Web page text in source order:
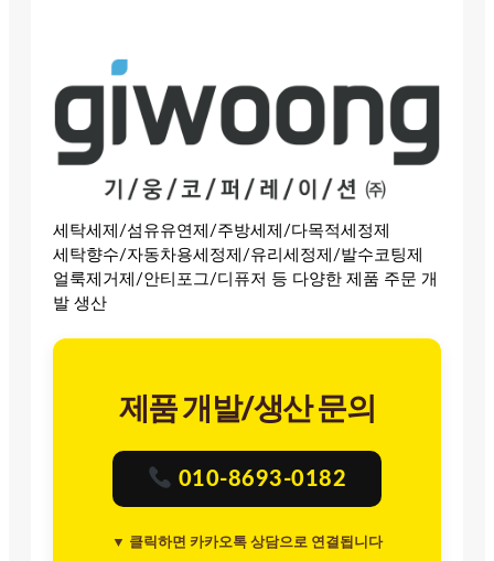
세탁세제/섬유유연제/주방세제/다목적세정제
세탁향수/자동차용세정제/유리세정제/발수코팅제
얼룩제거제/안티포그/디퓨저 등 다양한 제품 주문 개
발 생산
제품 개발/생산 문의
010-8693-0182
▼ 클릭하면 카카오톡 상담으로 연결됩니다